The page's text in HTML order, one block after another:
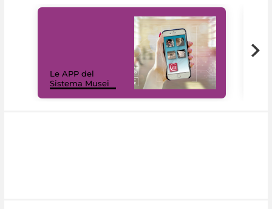
Le APP del
Sistema Musei